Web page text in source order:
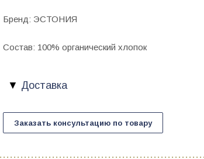
Бренд: ЭСТОНИЯ
Состав: 100% органический хлопок
Доставка
Заказать консультацию по товару